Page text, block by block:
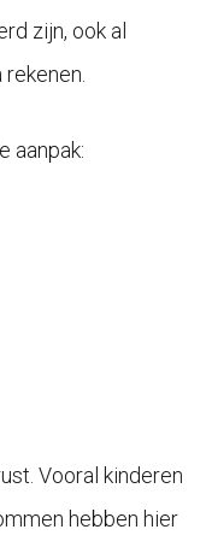
zijn, ook al
aanpak:
Vooral kinderen
hebben hier